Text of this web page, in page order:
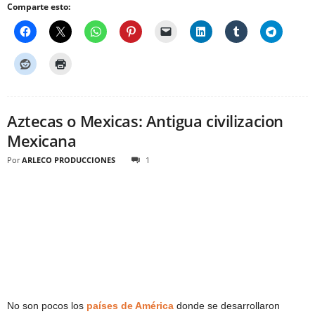
Comparte esto:
Aztecas o Mexicas: Antigua civilizacion
Mexicana
Por ARLECO PRODUCCIONES 1
No son pocos los países de América donde se desarrollaron